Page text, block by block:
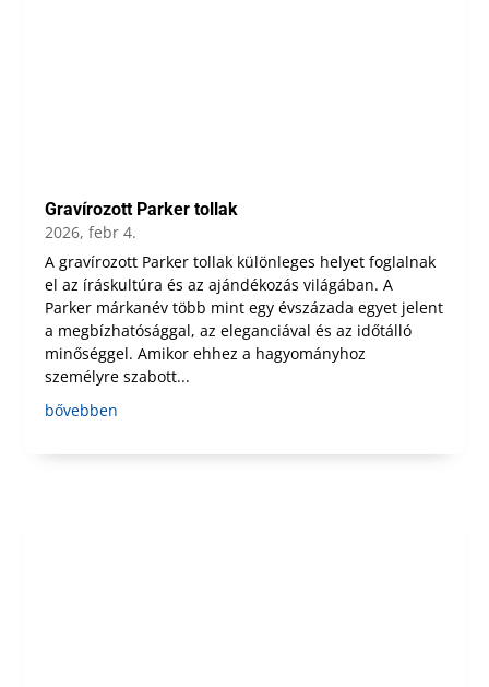
Gravírozott Parker tollak
2026, febr 4.
A gravírozott Parker tollak különleges helyet foglalnak
el az íráskultúra és az ajándékozás világában. A
Parker márkanév több mint egy évszázada egyet jelent
a megbízhatósággal, az eleganciával és az időtálló
minőséggel. Amikor ehhez a hagyományhoz
személyre szabott...
bővebben